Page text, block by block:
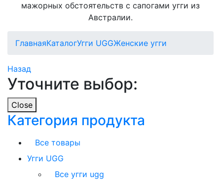
мажорных обстоятельств с сапогами угги из
Австралии.
ГлавнаяКаталогУгги UGGЖенские угги
Назад
Уточните выбор:
Close
Категория продукта
Все товары
Угги UGG
Все угги ugg